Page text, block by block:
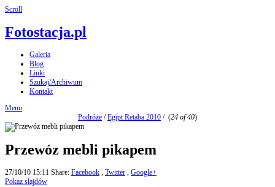
Scroll
Fotostacja.pl
Galeria
Blog
Linki
Szukaj/Archiwum
Kontakt
Menu
Podróże /Egipt Retaba 2010 / (24 of 40)
Przewóz mebli pikapem
27/10/10 15:11 Share: Facebook , Twitter , Google+
Pokaz slajdów